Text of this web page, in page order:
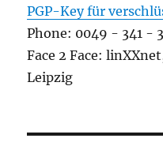
PGP-Key für
Phone: 0049 - 341 -
Face 2 Face:
Leipzig